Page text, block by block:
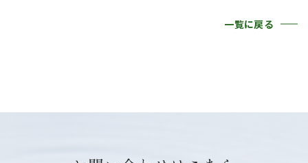
一覧に戻る